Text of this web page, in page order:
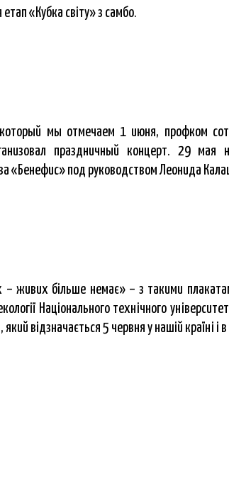
«Кубка світу» з самбо.
мы отмечаем 1 июня, профком
праздничный концерт. 29
«Бенефис» под руководством Леонида
живих більше немає» – з такими
Національного технічного
відзначається 5 червня у нашій країні і в